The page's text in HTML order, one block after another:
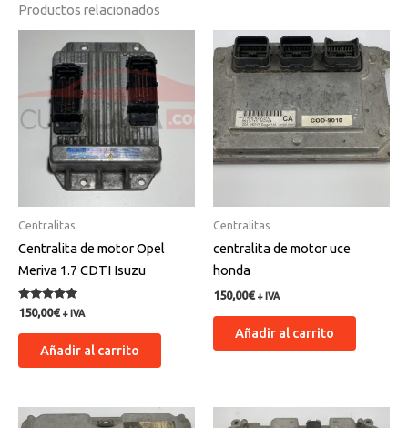
Productos relacionados
Centralitas
Centralita de motor Opel
Meriva 1.7 CDTI Isuzu
Valorado
con
5.00
150,00€ + IVA
Añadir al carrito
Centralitas
centralita de motor uce
honda
150,00€ + IVA
Añadir al carrito